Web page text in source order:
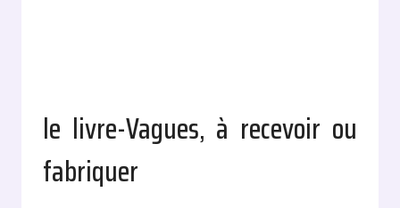
le livre-Vagues, à recevoir ou
fabriquer